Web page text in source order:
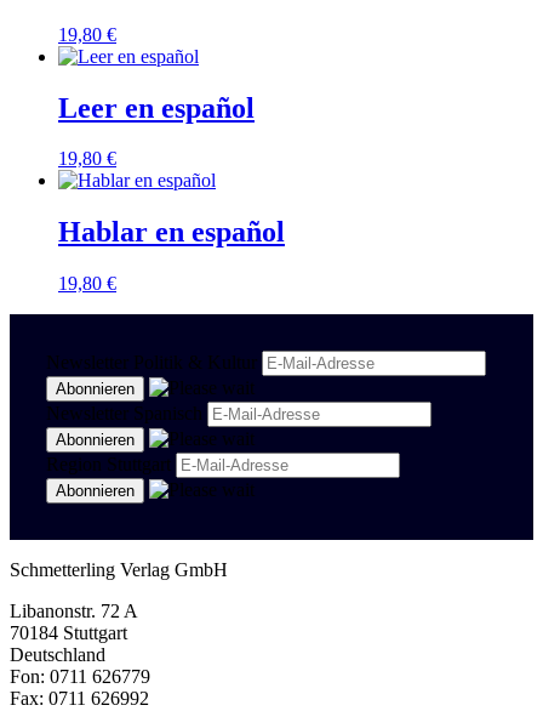
19,80 €
Leer en español
19,80 €
Hablar en español
19,80 €
Newsletter Politik & Kultur
Newsletter Spanisch
Region Stuttgart
Schmetterling Verlag GmbH
Libanonstr. 72 A
70184 Stuttgart
Deutschland
Fon: 0711 626779
Fax: 0711 626992